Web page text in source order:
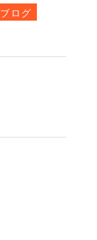
ブログ